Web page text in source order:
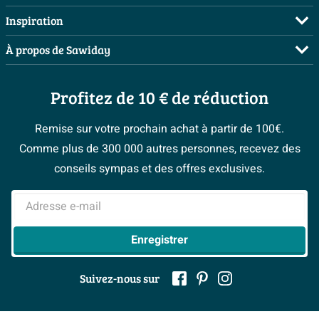
Commander
Payer
Livraison / retrait
Garantie & réclamations
Politique d’avis
> Service client
Visite sur rendez-vous
Demandez votre devis
Planificateur 3D
Les bons tuyaux
Espace bricolage
> Espace Conseil
Inspiration
Salles de bains complètes
Inspiration toilettes
Moodboards
Magazine
#Mysawiday
> Inspiration salle de bains
À propos de Sawiday
Qui est Sawiday ?
Postes vacants
Espace Pro
BeCommerce
> Tout sur nos showrooms
Profitez de 10 € de réduction
Remise sur votre prochain achat à partir de 100€.
Comme plus de 300 000 autres personnes, recevez des
conseils sympas et des offres exclusives.
Adresse e-mail
Enregistrer
Suivez-nous sur